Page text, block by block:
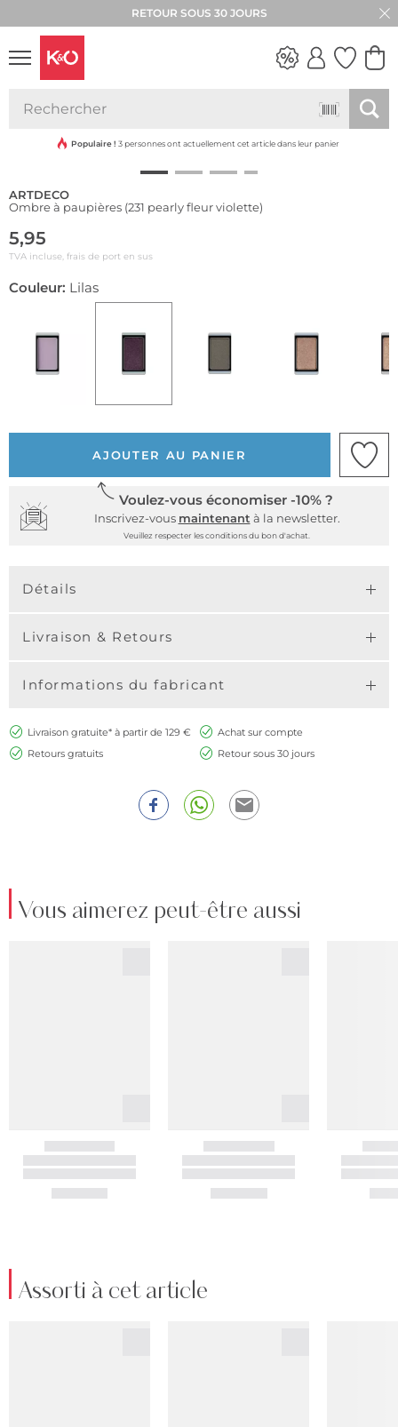
RETOUR SOUS 30 JOURS
VIBES
Populaire ! 3 personnes ont actuellement cet article dans leur panier
ARTDECO
Ombre à paupières (231 pearly fleur violette)
5,95
TVA incluse, frais de port en sus
Couleur: Lilas
AJOUTER AU PANIER
Voulez-vous économiser -10% ?
Inscrivez-vous maintenant à la newsletter.
Veuillez respecter les conditions du bon d'achat.
Détails
Livraison & Retours
Informations du fabricant
Livraison gratuite* à partir de 129 €
Achat sur compte
Retours gratuits
Retour sous 30 jours
Vous aimerez peut-être aussi
Assorti à cet article